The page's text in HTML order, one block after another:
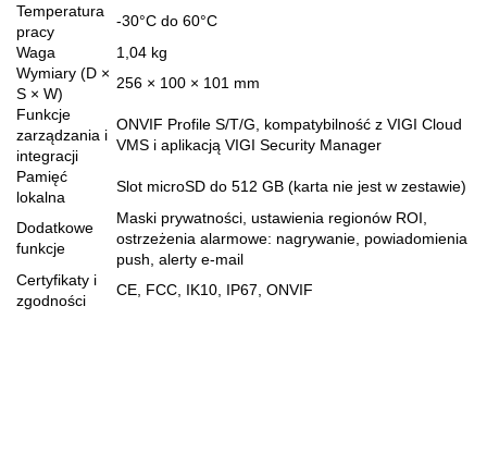
Temperatura
pracy
-30°C do 60°C
Waga
1,04 kg
Wymiary (D ×
S × W)
256 × 100 × 101 mm
Funkcje
zarządzania i
integracji
ONVIF Profile S/T/G, kompatybilność z VIGI Cloud
VMS i aplikacją VIGI Security Manager
Pamięć
lokalna
Slot microSD do 512 GB (karta nie jest w zestawie)
Dodatkowe
funkcje
Maski prywatności, ustawienia regionów ROI,
ostrzeżenia alarmowe: nagrywanie, powiadomienia
push, alerty e-mail
Certyfikaty i
zgodności
CE, FCC, IK10, IP67, ONVIF